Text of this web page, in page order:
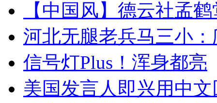
【中国风】德云社孟
河北无腿老兵马三小
信号灯Plus！浑身都亮
美国发言人即兴用中